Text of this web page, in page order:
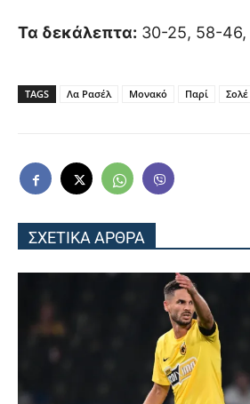
Τα δεκάλεπτα: 30-25, 58-46,
TAGS Λα Ρασέλ Μονακό Παρί Σολέ
ΣΧΕΤΙΚΑ ΑΡΘΡΑ